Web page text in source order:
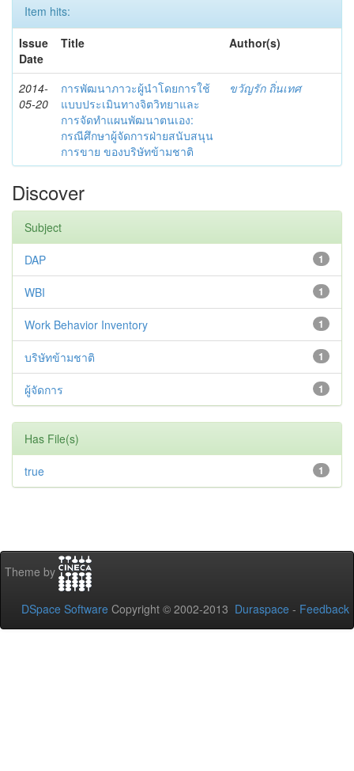
Item hits:
Issue
Date
Title Author(s)
2014-
05-20
การพัฒนาภาวะผู้นำโดยการใช้
แบบประเมินทางจิตวิทยาและ
การจัดทำแผนพัฒนาตนเอง:
กรณีศึกษาผู้จัดการฝ่ายสนับสนุน
การขาย ของบริษัทข้ามชาติ
ขวัญรัก ถิ่นเทศ
Discover
Subject
1
DAP
1
WBI
1
Work Behavior Inventory
1
บริษัทข้ามชาติ
1
ผู้จัดการ
Has File(s)
1
true
Theme by
DSpace Software Copyright © 2002-2013 Duraspace - Feedback